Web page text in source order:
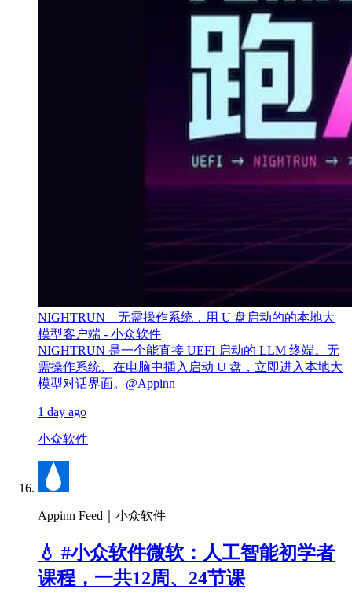
NIGHTRUN – 无需操作系统，用 U 盘启动的的本地大
模型客户端 - 小众软件
NIGHTRUN 是一个能直接 UEFI 启动的 LLM 终端。无
需操作系统、在电脑中插入启动 U 盘，立即进入本地大
模型对话界面。@Appinn
1 day ago
小众软件
Appinn Feed｜小众软件
💧 #小众软件微软：人工智能初学者
课程，一共12周、24节课